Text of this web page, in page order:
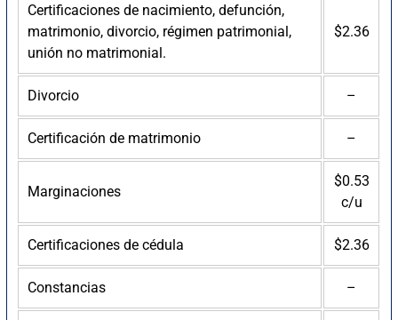
Certificaciones de nacimiento, defunción,
matrimonio, divorcio, régimen patrimonial,
unión no matrimonial.
$2.36
Divorcio –
Certificación de matrimonio –
Marginaciones
$0.53
c/u
Certificaciones de cédula $2.36
Constancias –